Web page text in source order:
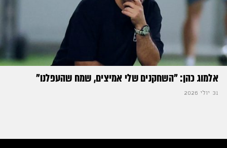
אלמוג כהן: "השחקנים שלי אמיצים, שמח שהעפלנו"
31 יולי 2026